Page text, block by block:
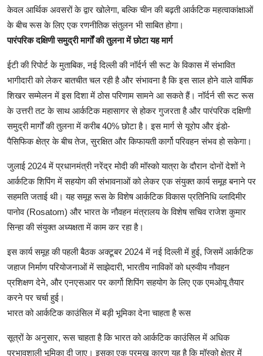
केवल आर्थिक अवसरों के द्वार खोलेगा, बल्कि चीन की बढ़ती आर्कटिक महत्वाकांक्षाओं
के बीच रूस के लिए एक रणनीतिक संतुलन भी साबित होगा।
पारंपरिक दक्षिणी समुद्री मार्गों की तुलना में छोटा यह मार्ग
ईटी की रिपोर्ट के मुताबिक, नई दिल्ली की नॉर्दर्न सी रूट के विकास में संभावित
भागीदारी को लेकर बातचीत चल रही है और संभावना है कि इस साल होने वाले वार्षिक
शिखर सम्मेलन में इस दिशा में ठोस परिणाम सामने आ सकते हैं। नॉर्दर्न सी रूट रूस
के उत्तरी तट के साथ आर्कटिक महासागर से होकर गुजरता है और पारंपरिक दक्षिणी
समुद्री मार्गों की तुलना में करीब 40% छोटा है। इस मार्ग से यूरोप और इंडो-
पैसिफिक क्षेत्र के बीच तेज, सुरक्षित और किफायती कार्गो परिवहन संभव हो सकेगा।
जुलाई 2024 में प्रधानमंत्री नरेंद्र मोदी की मॉस्को यात्रा के दौरान दोनों देशों ने
आर्कटिक शिपिंग में सहयोग की संभावनाओं को लेकर एक संयुक्त कार्य समूह बनाने पर
सहमति जताई थी। यह समूह रूस के विशेष आर्कटिक विकास प्रतिनिधि व्लादिमीर
पानोव (Rosatom) और भारत के नौवहन मंत्रालय के विशेष सचिव राजेश कुमार
सिन्हा की संयुक्त अध्यक्षता में काम कर रहा है।
इस कार्य समूह की पहली बैठक अक्टूबर 2024 में नई दिल्ली में हुई, जिसमें आर्कटिक
जहाज निर्माण परियोजनाओं में साझेदारी, भारतीय नाविकों को ध्रुवीय नौवहन
प्रशिक्षण देने, और एनएसआर पर कार्गो शिपिंग सहयोग के लिए एक एमओयू तैयार
करने पर चर्चा हुई।
भारत को आर्कटिक काउंसिल में बड़ी भूमिका देना चाहता है रूस
सूत्रों के अनुसार, रूस चाहता है कि भारत को आर्कटिक काउंसिल में अधिक
प्रभावशाली भूमिका दी जाए। इसका एक प्रमुख कारण यह है कि मॉस्को क्षेत्र में